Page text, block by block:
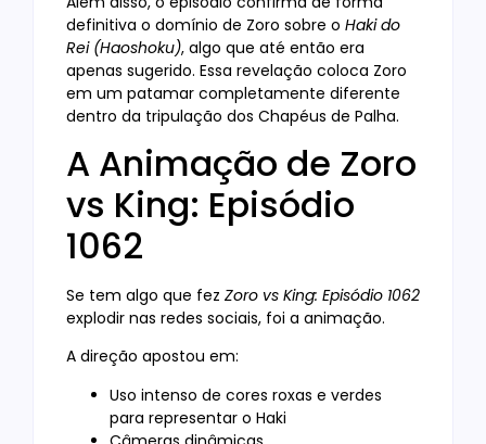
definitiva o domínio de Zoro sobre o Haki do
Rei (Haoshoku), algo que até então era
apenas sugerido. Essa revelação coloca Zoro
em um patamar completamente diferente
dentro da tripulação dos Chapéus de Palha.
A Animação de Zoro
vs King: Episódio
1062
Se tem algo que fez Zoro vs King: Episódio 1062
explodir nas redes sociais, foi a animação.
A direção apostou em:
Uso intenso de cores roxas e verdes
para representar o Haki